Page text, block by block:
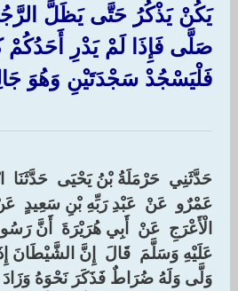
يَكُنْ يَذْكُرُ حَتَّى يَظَلَّ
صَلَّى فَإِذَا لَمْ يَدْرِ
فَلْيَسْجُدْ سَجْدَتَيْنِ وَهُوَ
‏حَدَّثَنِي ‏ ‏حَرْمَلَةُ بْنُ يَحْيَى ‏ ‏حَدَّثَنَا
‏عَمْرٌو ‏ ‏عَنْ ‏ ‏عَبْدِ رَبِّهِ بْنِ سَعِيدٍ
الْأَعْرَجِ ‏ ‏عَنْ ‏ ‏أَبِي هُرَيْرَةَ ‏ ‏أَنَّ
عَلَيْهِ وَسَلَّمَ ‏ ‏قَالَ ‏ ‏إِنَّ الشَّيْطَانَ
وَلَّى وَلَهُ ضُرَاطٌ فَذَكَرَ نَحْوَهُ وَزَادَ